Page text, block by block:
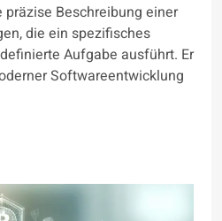
Beschreibung einer
die ein spezifisches
Aufgabe ausführt. Er
Softwareentwicklung